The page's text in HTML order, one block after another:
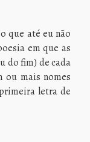
que até eu não
em que as
do fim) de cada
ou mais nomes
letra de